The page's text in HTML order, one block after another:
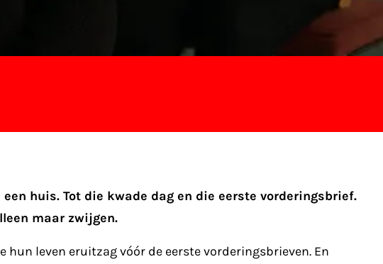
huis. Tot die kwade dag en die eerste vorderingsbrief.
maar zwijgen.
leven eruitzag vóór de eerste vorderingsbrieven. En